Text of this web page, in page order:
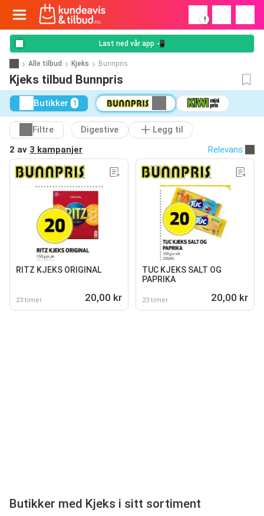
!
Last ned vår app 📲
Alle tilbud Kjeks Bunnpris
Kjeks tilbud Bunnpris
Butikker 1
Filtre Digestive
Legg til
2 av 3 kampanjer Relevans
RITZ KJEKS ORIGINAL
23 timer 20,00 kr
TUC KJEKS SALT OG
PAPRIKA
23 timer 20,00 kr
Butikker med Kjeks i sitt sortiment